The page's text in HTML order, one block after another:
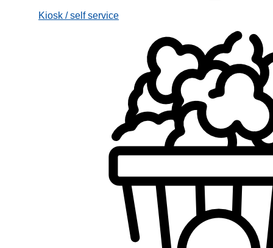
Kiosk / self service